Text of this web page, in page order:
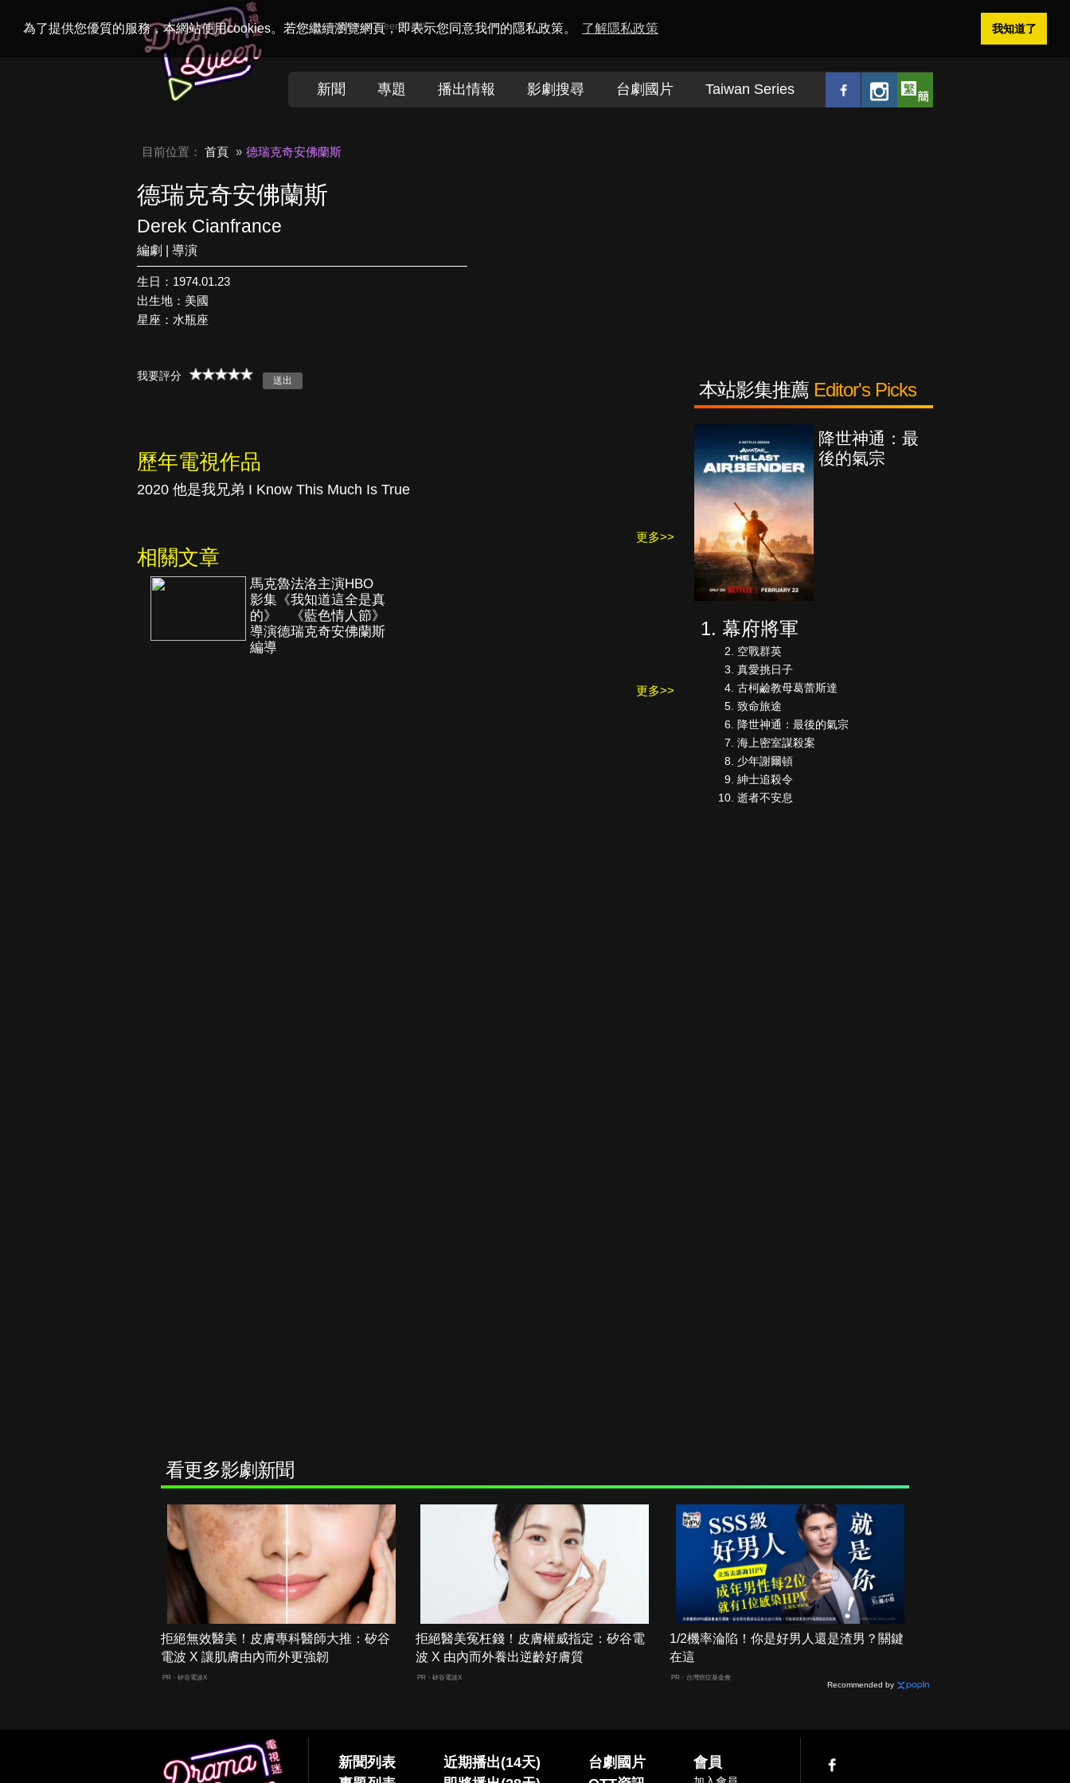
為了提供您優質的服務，本網站使用cookies。若您繼續瀏覽網頁，即表示您同意我們的隱私政策。 了解隱私政策 我知道了
Welcome toDramaQueen電視迷
新聞 專題 播出情報 影劇搜尋 台劇國片 Taiwan Series
目前位置： 首頁 德瑞克奇安佛蘭斯
德瑞克奇安佛蘭斯
Derek Cianfrance
編劇 | 導演
生日：1974.01.23
出生地：美國
星座：水瓶座
我要評分
歷年電視作品
2020 他是我兄弟 I Know This Much Is True
更多>>
相關文章
馬克魯法洛主演HBO
影集《我知道這全是真
的》 《藍色情人節》
導演德瑞克奇安佛蘭斯
編導
更多>>
本站影集推薦 Editor's Picks
降世神通：最
後的氣宗
幕府將軍
空戰群英
真愛挑日子
古柯鹼教母葛蕾斯達
致命旅途
降世神通：最後的氣宗
海上密室謀殺案
少年謝爾頓
紳士追殺令
逝者不安息
看更多影劇新聞
拒絕無效醫美！皮膚專科醫師大推：矽谷
電波 X 讓肌膚由內而外更強韌
PR・矽谷電波X
拒絕醫美冤枉錢！皮膚權威指定：矽谷電
波 X 由內而外養出逆齡好膚質
PR・矽谷電波X
1/2機率淪陷！你是好男人還是渣男？關鍵
在這
PR・台灣癌症基金會
Recommended by
新聞列表
近期播出(14天)
台劇國片
會員